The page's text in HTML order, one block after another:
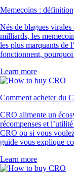
Memecoins :
Nés de blagues
milliards, les
les plus marquants de
fonctionnent,
Learn more
Comment acheter du
CRO alimente un
récompenses et
CRO ou si vous
guide vous explique
Learn more